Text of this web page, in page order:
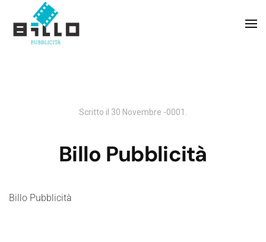
Skip to main content
Scritto il 30 Novembre -0001
Billo Pubblicità
Billo Pubblicità